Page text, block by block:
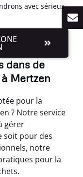
avec sérieux.
dans de
Mertzen
pour la
? Notre service
gérer
soit pour des
notre
pour la